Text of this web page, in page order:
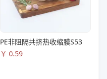
PE非阻隔共挤热收缩膜S53
￥ 0.59